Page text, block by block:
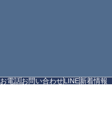
お電話お問い合わせLINE新着情報